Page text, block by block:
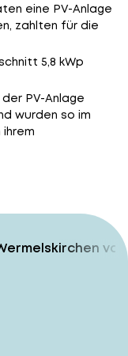
eine PV-Anlage
zahlten für die
5,8 kWp
PV-Anlage
wurden so im